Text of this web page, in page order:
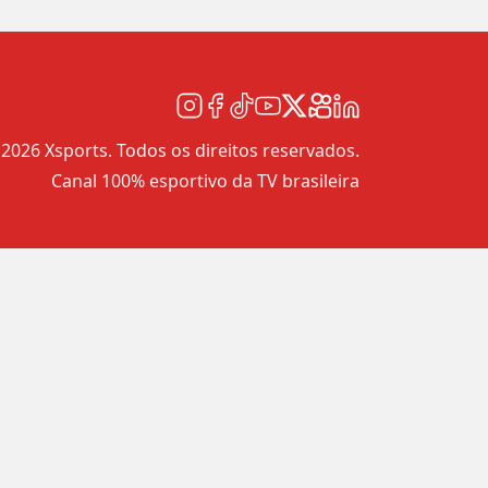
Xsports. Todos os direitos reservados.
Canal 100% esportivo da TV brasileira